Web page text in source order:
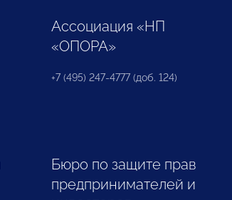
Ассоциация «НП
«ОПОРА»
+7 (495) 247-4777 (доб. 124)
Бюро по защите прав
предпринимателей и